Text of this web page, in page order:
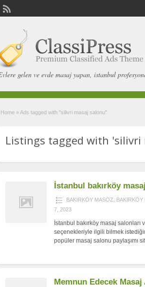
gelen ve evde masaj yapan, istanbul
Home »Ads tagged with "silivri masaj salonu"
Listings tagged with 'silivri
İstanbul bakırköy
BAKIRKÖY MASÖZ BAKIRKÖY
7, 2023
İstanbul bakırköy masaj salonları
seçenekleriyle ilgili bilmek
popüler masaj salonu paylaşımı
Memnun Edecek Masaj